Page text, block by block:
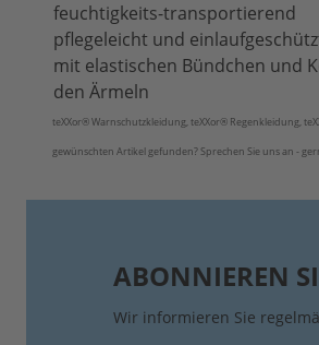
feuchtigkeits-transportierend
pflegeleicht und
mit elastischen Bündchen und
den Ärmeln
teXXor® Warnschutzkleidung, teXXor® Regenkleidung,
gewünschten Artikel gefunden? Sprechen Sie uns an -
ABONNIEREN
Wir informieren Sie